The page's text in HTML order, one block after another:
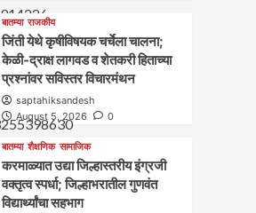
बातम्या राजकीय
जिंती येथे कृषीविषयक चर्चेला चालना;
केळी-द्राक्ष लागवड व शेतकरी हिताच्या
प्रश्नांवर सविस्तर विचारमंथन
saptahiksandesh
August 5, 2026
0
बातम्या शैक्षणिक सामाजिक
करमाळ्यात उद्या जिल्हास्तरीय इंग्रजी
वक्तृत्व स्पर्धा; जिल्हाभरातील गुणवंत
विद्यार्थ्यांचा सहभाग